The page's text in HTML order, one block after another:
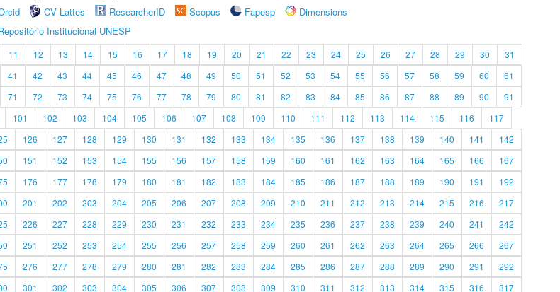
CV Lattes ResearcherID Scopus Fapesp
Dimensions
Institucional UNESP
11 12 13 14 15 16 17 18 19 20 21 22 23 24 25 26 27 28 29 30
31
41 42 43 44 45 46 47 48 49 50 51 52 53 54 55 56 57 58 59 60
61
71 72 73 74 75 76 77 78 79 80 81 82 83 84 85 86 87 88 89 90
91
101 102 103 104 105 106 107 108 109 110 111 112 113 114 115 116
117
126 127 128 129 130 131 132 133 134 135 136 137 138 139 140 141
142
151 152 153 154 155 156 157 158 159 160 161 162 163 164 165 166
167
176 177 178 179 180 181 182 183 184 185 186 187 188 189 190 191
192
201 202 203 204 205 206 207 208 209 210 211 212 213 214 215 216
217
226 227 228 229 230 231 232 233 234 235 236 237 238 239 240 241
242
251 252 253 254 255 256 257 258 259 260 261 262 263 264 265 266
267
276 277 278 279 280 281 282 283 284 285 286 287 288 289 290 291
292
301 302 303 304 305 306 307 308 309 310 311 312 313 314 315 316 317